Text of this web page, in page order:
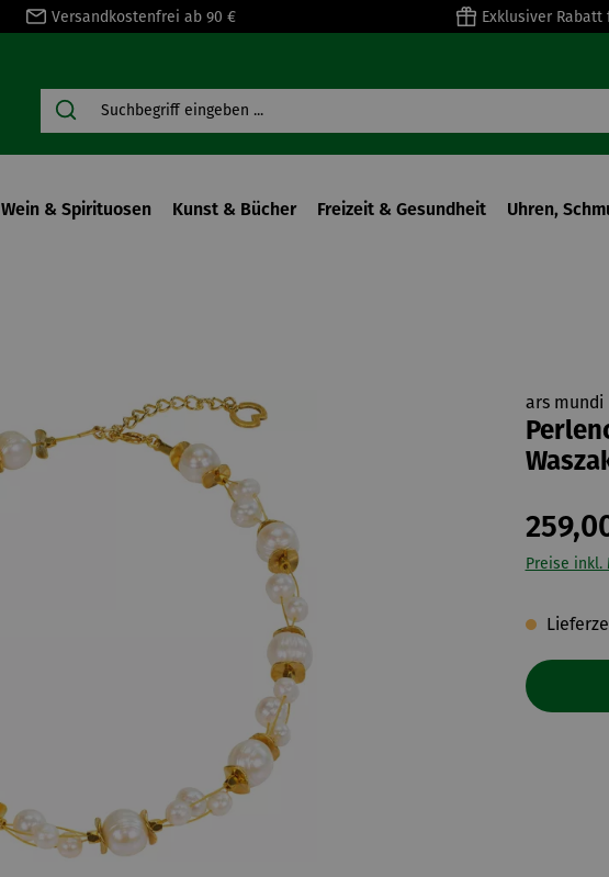
Versandkostenfrei ab 90 € Exklusiver
Wein & Spirituosen Kunst & Bücher Freizeit & Gesundheit Uhren,
ars mundi
Preise inkl.